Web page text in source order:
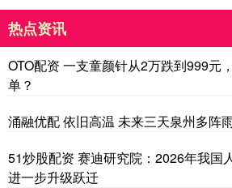
热点资讯
OTO配资 一支童颜针从2万跌到999元
单？
涌融优配 依旧高温 未来三天泉州多阵
51炒股配资 赛迪研究院：2026年我国
进一步升级跃迁